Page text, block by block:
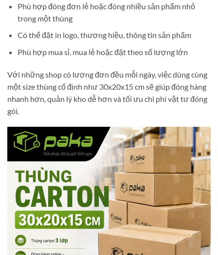
Phù hợp đóng đơn lẻ hoặc đóng nhiều sản phẩm nhỏ
trong một thùng
Có thể đặt in logo, thương hiệu, thông tin sản phẩm
Phù hợp mua sỉ, mua lẻ hoặc đặt theo số lượng lớn
Với những shop có lượng đơn đều mỗi ngày, việc dùng cùng
một size thùng cố định như 30x20x15 cm sẽ giúp đóng hàng
nhanh hơn, quản lý kho dễ hơn và tối ưu chi phí vật tư đóng
gói.